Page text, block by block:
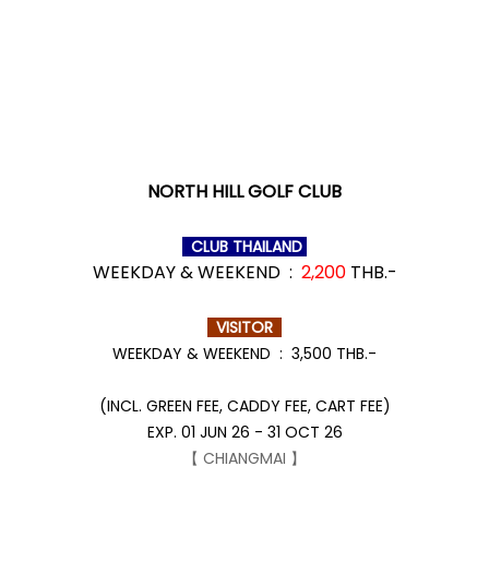
NORTH HILL GOLF CLUB
CLUB THAILAND
WEEKDAY & WEEKEND : 2,200THB.-
VISITOR
WEEKDAY & WEEKEND : 3,500 THB.-
(INCL. GREEN FEE, CADDY FEE, CART FEE)
EXP. 01 JUN 26 - 31 OCT 26
【 CHIANGMAI 】